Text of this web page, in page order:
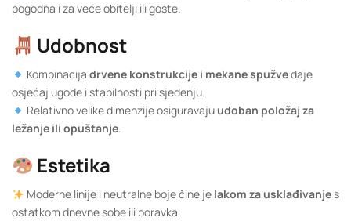
pogodna i za veće obitelji ili goste.
Udobnost
Kombinacija drvene konstrukcije i mekane spužvedaje
osjećaj ugode i stabilnosti pri sjedenju.
Relativno velike dimenzije osiguravajuudoban položaj za
ležanje ili opuštanje.
Estetika
Moderne linije i neutralne boje čine je lakom za usklađivanjes
ostatkom dnevne sobe ili boravka.